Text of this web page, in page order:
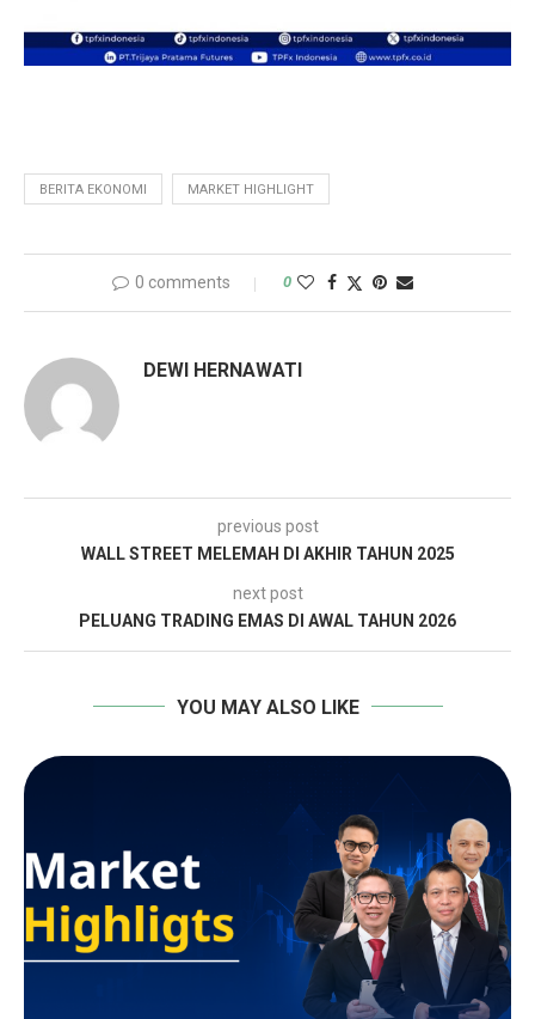
BERITA EKONOMI MARKET HIGHLIGHT
0 comments 0
DEWI HERNAWATI
previous post
WALL STREET MELEMAH DI AKHIR TAHUN 2025
next post
PELUANG TRADING EMAS DI AWAL TAHUN 2026
YOU MAY ALSO LIKE